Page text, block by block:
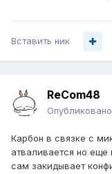
Вставить ник
ReCom48
Опубликовано
Карбон в связке с
атваливается но
сам закидывает